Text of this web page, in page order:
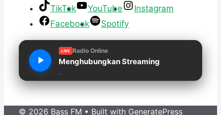
TikTok YouTube
Instagram
Facebook
Spotify
LIVE Radio Online
Menghubungkan Streaming
© 2026 Bass FM • Built with GeneratePress